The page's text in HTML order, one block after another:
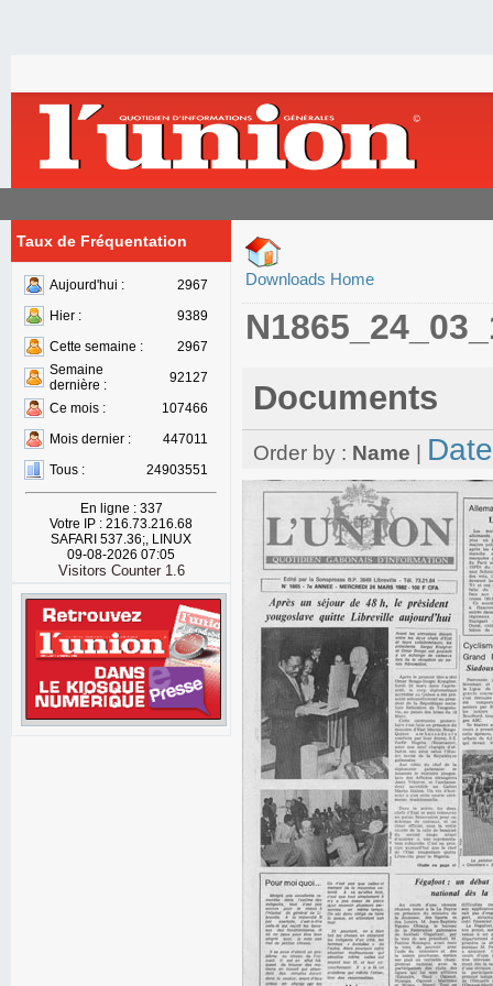
Taux de Fréquentation
Aujourd'hui :
2967
Hier :
9389
Cette semaine :
2967
Semaine
dernière :
92127
Ce mois :
107466
Mois dernier :
447011
Tous :
24903551
En ligne : 337
Votre IP : 216.73.216.68
SAFARI 537.36;, LINUX
09-08-2026 07:05
Visitors Counter 1.6
Downloads Home
Documents
Order by : Name Date